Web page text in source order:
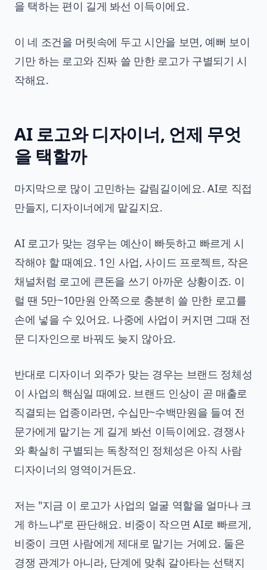
을 택하는 편이 길게 봐선 이득이에요.
이 네 조건을 머릿속에 두고 시안을 보면, 예뻐 보이
기만 하는 로고와 진짜 쓸 만한 로고가 구별되기 시
작해요.
AI 로고와 디자이너, 언제 무엇
을 택할까
마지막으로 많이 고민하는 갈림길이에요. AI로 직접
만들지, 디자이너에게 맡길지요.
AI 로고가 맞는 경우는 예산이 빠듯하고 빠르게 시
작해야 할 때예요. 1인 사업, 사이드 프로젝트, 작은
채널처럼 로고에 큰돈을 쓰기 아까운 상황이죠. 이
럴 땐 5만~10만원 안쪽으로 충분히 쓸 만한 로고를
손에 넣을 수 있어요. 나중에 사업이 커지면 그때 전
문 디자인으로 바꿔도 늦지 않아요.
반대로 디자이너 외주가 맞는 경우는 브랜드 정체성
이 사업의 핵심일 때예요. 브랜드 인상이 곧 매출로
직결되는 업종이라면, 수십만~수백만원을 들여 전
문가에게 맡기는 게 길게 봐선 이득이에요. 경쟁사
와 확실히 구별되는 독창적인 정체성은 아직 사람
디자이너의 영역이거든요.
저는 "지금 이 로고가 사업의 얼굴 역할을 얼마나 크
게 하느냐"로 판단해요. 비중이 작으면 AI로 빠르게,
비중이 크면 사람에게 제대로 맡기는 거예요. 둘은
경쟁 관계가 아니라, 단계에 맞춰 갈아타는 선택지